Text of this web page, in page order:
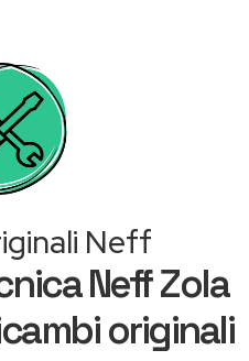
Neff
Neff Zola
originali